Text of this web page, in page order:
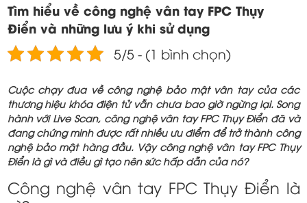
Tìm hiểu về công nghệ vân tay FPC Thụy
Điển và những lưu ý khi sử dụng
5/5 - (1 bình chọn)
Cuộc chạy đua về công nghệ bảo mật vân tay của các
thương hiệu khóa điện tử vẫn chưa bao giờ ngừng lại. Song
hành với Live Scan, công nghệ vân tay FPC Thụy Điển đã và
đang chứng minh được rất nhiều ưu điểm để trở thành công
nghệ bảo mật hàng đầu. Vậy công nghệ vân tay FPC Thụy
Điển là gì và điều gì tạo nên sức hấp dẫn của nó?
Công nghệ vân tay FPC Thụy Điển là